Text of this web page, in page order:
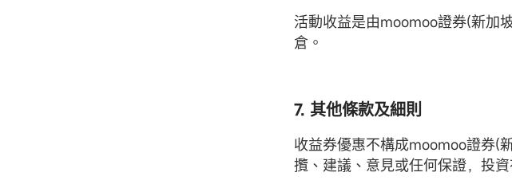
活動收益是由moomoo證券(新加
倉。
7. 其他條款及細則
收益券優惠不構成moomoo證券(
攬、建議、意見或任何保證，投資